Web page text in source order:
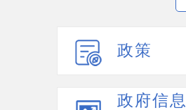
政策
政府信息